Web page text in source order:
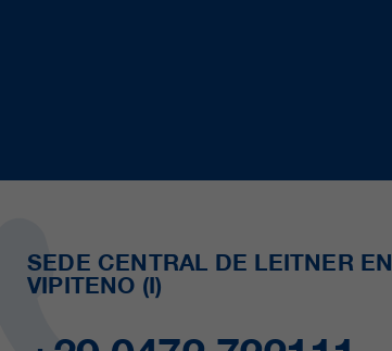
SEDE CENTRAL DE LEITNER EN
VIPITENO (I)